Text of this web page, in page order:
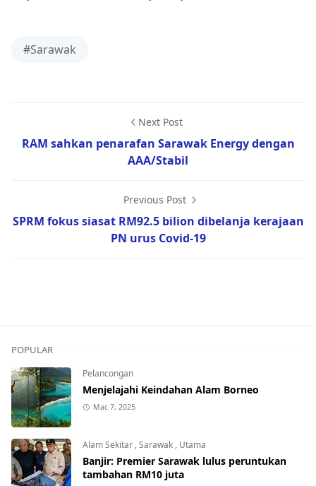
#Sarawak
Next Post
RAM sahkan penarafan Sarawak Energy dengan
AAA/Stabil
Previous Post
SPRM fokus siasat RM92.5 bilion dibelanja kerajaan
PN urus Covid-19
POPULAR
Pelancongan
Menjelajahi Keindahan Alam Borneo
Mac 7, 2025
Alam Sekitar ,Sarawak , Utama
Banjir: Premier Sarawak lulus peruntukan
tambahan RM10 juta